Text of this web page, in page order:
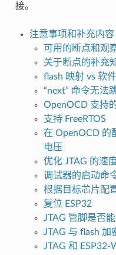
接。
注意事项和补充内容
可用的断点和观
关于断点的补充
flash 映射 vs 软
“next” 命令无法
OpenOCD 支持
支持 FreeRTOS
在 OpenOCD 的
电压
优化 JTAG 的速
调试器的启动命
根据目标芯片配
复位 ESP32
JTAG 管脚是否
JTAG 与 flash 加
JTAG 和